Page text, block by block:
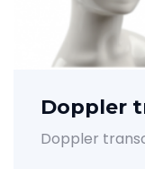
Doppler
Doppler